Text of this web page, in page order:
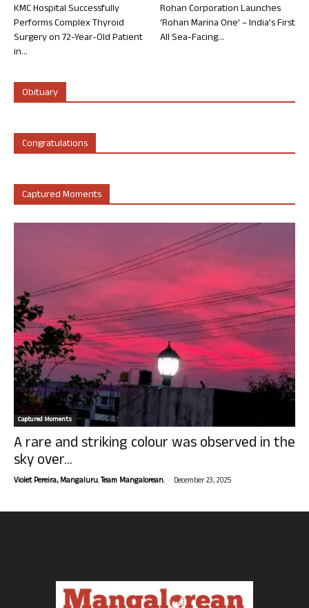
KMC Hospital Successfully
Performs Complex Thyroid
Surgery on 72-Year-Old Patient
in...
Rohan Corporation Launches
‘Rohan Marina One’ – India’s First
All Sea-Facing...
Obituary
Congratulations
Captured Moments
Captured Moments
A rare and striking colour was observed in the
sky over...
Violet Pereira, Mangaluru. Team Mangalorean. - December 23, 2025